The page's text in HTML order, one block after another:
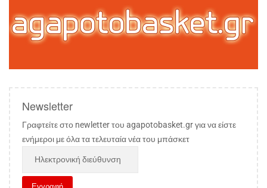
Newsletter
Γραφτείτε στο newletter του agapotobasket.gr για να είστε
ενήμεροι με όλα τα τελευταία νέα του μπάσκετ